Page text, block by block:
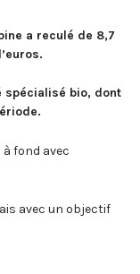
a reculé de 8,7
spécialisé bio, dont
à fond avec
avec un objectif